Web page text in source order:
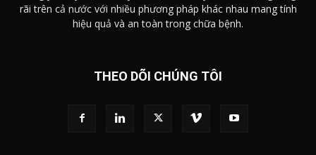
rãi trên cả nước với nhiều phương pháp khác nhau mang tính
hiệu quả và an toàn trong chữa bệnh.
THEO DÕI CHÚNG TÔI